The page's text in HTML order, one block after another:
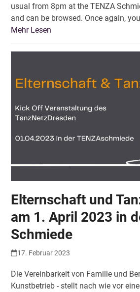
usual from 8pm at the TENZA
and can be browsed. Once again,
Mehr Lesen
Elternschaft und
am 1. April 2023 in
Schmiede
17. Februar 2023
Die Vereinbarkeit von Familie und
Kunstbetrieb - stellt nach wie vor